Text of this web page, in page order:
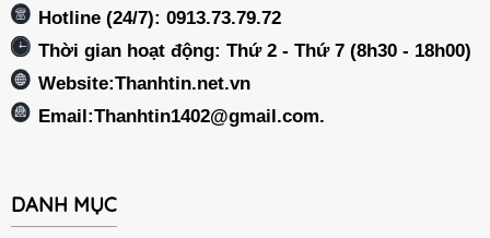
Hotline (24/7): 0913.73.79.72
Thời gian hoạt động: Thứ 2 - Thứ 7 (8h30 - 18h00)
Website:Thanhtin.net.vn
Email:Thanhtin1402@gmail.com.
DANH MỤC